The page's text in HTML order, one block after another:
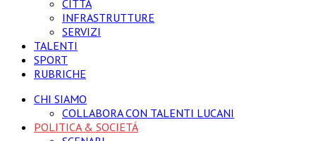
CITTA
INFRASTRUTTURE
SERVIZI
TALENTI
SPORT
RUBRICHE
CHI SIAMO
COLLABORA CON TALENTI LUCANI
POLITICA & SOCIETÁ